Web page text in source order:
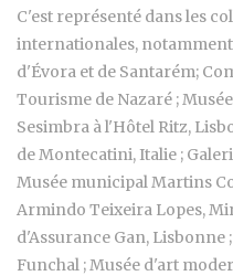
C'est représenté dans les
internationales,
d'Évora et de Santarém;
Tourisme de Nazaré ;
Sesimbra à l'Hôtel Ritz,
de Montecatini, Italie ;
Musée municipal Martins
Armindo Teixeira Lopes,
d'Assurance Gan, Lisbonne
Funchal ; Musée d'art